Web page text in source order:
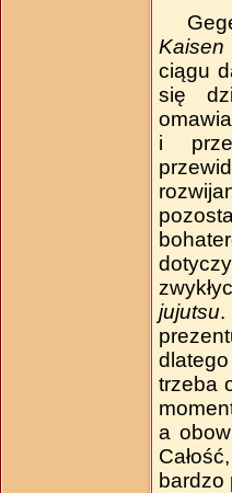
ciągu
się
i
jujutsu.
trzeba
a
bardzo